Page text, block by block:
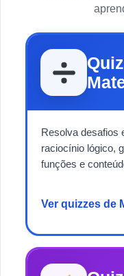
Resolva desafios
raciocínio lógico,
funções e
Ver quizzes de